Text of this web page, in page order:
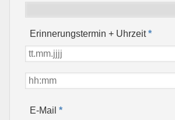
Erinnerungstermin + Uhrzeit*
E-Mail*